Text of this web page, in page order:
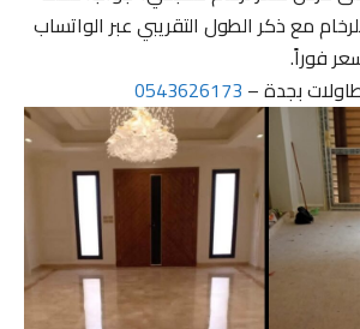
مع ذكر الطول التقريبي عبر الواتساب
فوراً.
بجدة –0543626173